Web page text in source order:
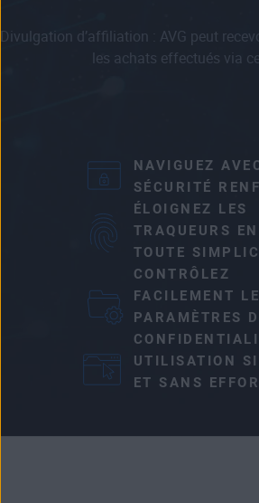
Divulgation d’affiliation : AVG peut
les achats effectués via
NAVIGUEZ
SÉCURITÉ
ÉLOIGNEZ LES
TRAQUEURS EN
TOUTE
CONTRÔLEZ
FACILEMENT
PARAMÈTRES
UTILISATION
ET SANS